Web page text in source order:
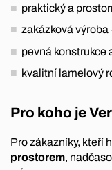
praktický a
zakázková výroba
pevná konstrukce
kvalitní lamelový
Pro koho je
Pro zákazníky, kteří
prostorem,